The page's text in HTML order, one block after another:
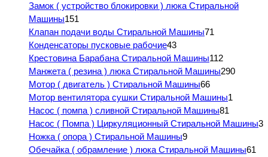
Замок ( устройство блокировки ) люка Стиральной
Машины151
Клапан подачи воды Стиральной Машины71
Конденсаторы пусковые рабочие43
Крестовина Барабана Стиральной Машины112
Манжета ( резина ) люка Стиральной Машины290
Мотор ( двигатель ) Стиральной Машины66
Мотор вентилятора сушки Стиральной Машины1
Насос ( помпа ) сливной Стиральной Машины81
Насос ( Помпа ) Циркуляционный Стиральной Машины3
Ножка ( опора ) Стиральной Машины9
Обечайка ( обрамление ) люка Стиральной Машины61